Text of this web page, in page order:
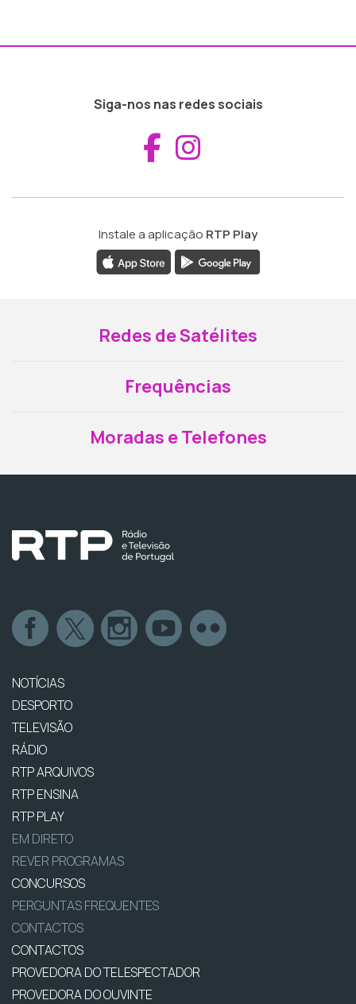
Siga-nos nas redes sociais
Aceder ao
Instale a aplicação RTP Play
Redes de Satélites
Frequências
Moradas e Telefones
NOTÍCIAS
DESPORTO
TELEVISÃO
RÁDIO
RTP ARQUIVOS
RTP ENSINA
RTP PLAY
EM DIRETO
REVER PROGRAMAS
CONCURSOS
PERGUNTAS FREQUENTES
CONTACTOS
CONTACTOS
PROVEDORA DO TELESPECTADOR
PROVEDORA DO OUVINTE